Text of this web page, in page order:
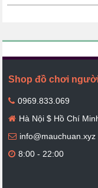
Shop đồ chơi
0969.833.069
Hà Nội $ Hồ Chí
info@mauchuan.xyz
8:00 - 22:00